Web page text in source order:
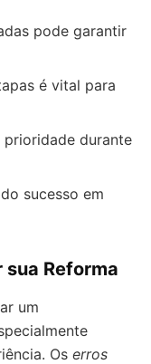
pode garantir
é vital para
prioridade durante
sucesso em
sua Reforma
um
Os erros